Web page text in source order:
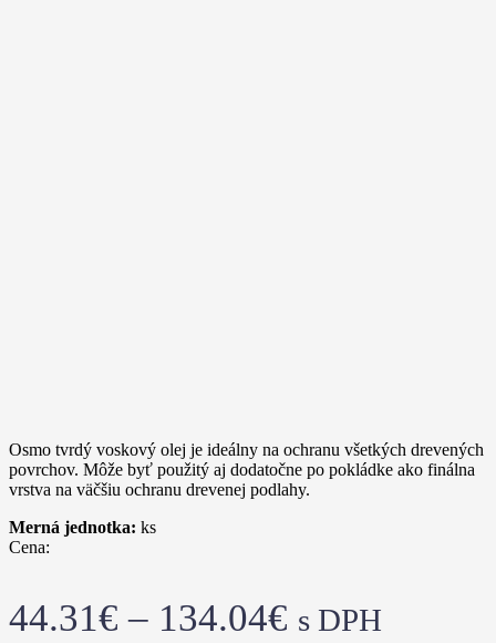
Osmo tvrdý voskový olej je ideálny na ochranu všetkých drevených
povrchov. Môže byť použitý aj dodatočne po pokládke ako finálna
vrstva na väčšiu ochranu drevenej podlahy.
Merná jednotka: ks
Cena:
44.31€ – 134.04€ s DPH